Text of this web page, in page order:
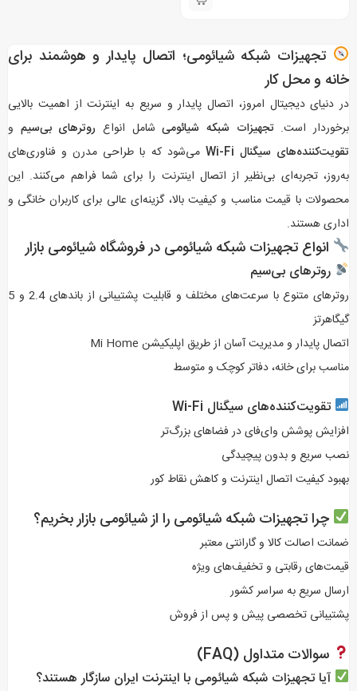
تجهیزات شبکه شیائومی؛ اتصال پایدار و هوشمند برای
خانه و محل کار
در دنیای دیجیتال امروز، اتصال پایدار و سریع به اینترنت از اهمیت بالایی
برخوردار است. تجهیزات شبکه شیائومیشامل انواع روترهای بی‌سیم و
تقویت‌کننده‌های سیگنال Wi-Fi
می‌شود که با طراحی مدرن و فناوری‌های
به‌روز، تجربه‌ای بی‌نظیر از اتصال اینترنت را برای شما فراهم می‌کنند. این
محصولات با قیمت مناسب و کیفیت بالا، گزینه‌ای عالی برای کاربران خانگی و
اداری هستند.
انواع تجهیزات شبکه شیائومی در فروشگاه شیائومی بازار
روترهای بی‌سیم
روترهای متنوع با سرعت‌های مختلف و قابلیت پشتیبانی از باندهای 2.4 و 5
گیگاهرتز
اتصال پایدار و مدیریت آسان از طریق اپلیکیشن Mi Home
مناسب برای خانه، دفاتر کوچک و متوسط
تقویت‌کننده‌های سیگنال Wi-Fi
افزایش پوشش وای‌فای در فضاهای بزرگ‌تر
نصب سریع و بدون پیچیدگی
بهبود کیفیت اتصال اینترنت و کاهش نقاط کور
چرا تجهیزات شبکه شیائومی را از شیائومی بازار بخریم؟
ضمانت اصالت کالا و گارانتی معتبر
قیمت‌های رقابتی و تخفیف‌های ویژه
ارسال سریع به سراسر کشور
پشتیبانی تخصصی پیش و پس از فروش
سوالات متداول (FAQ)
آیا تجهیزات شبکه شیائومی با اینترنت ایران سازگار هستند؟